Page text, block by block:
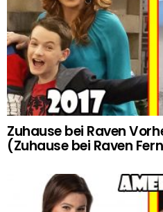
Zuhause bei Raven
(Zuhause bei Raven